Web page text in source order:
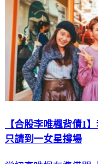
只請到一女星撐場